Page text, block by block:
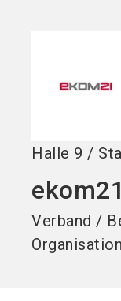
Halle 9 /
Verband /
Organisation